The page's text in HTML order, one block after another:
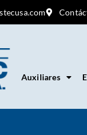
Auxiliares